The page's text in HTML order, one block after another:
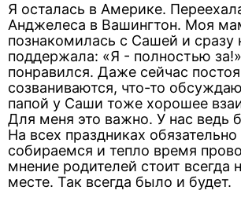
Я осталась в Америке.
Анджелеса в Вашингтон. Моя
познакомилась с Сашей и сразу
поддержала: «Я - полностью
понравился. Даже сейчас
созваниваются, что-то
папой у Саши тоже хорошее
Для меня это важно. У нас ведь
На всех праздниках
собираемся и тепло время
мнение родителей стоит всегда
месте. Так всегда было и будет.